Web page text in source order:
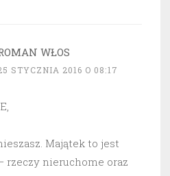
WŁOS
STYCZNIA 2016 O 08:17
Majątek to jest
rzeczy nieruchome oraz